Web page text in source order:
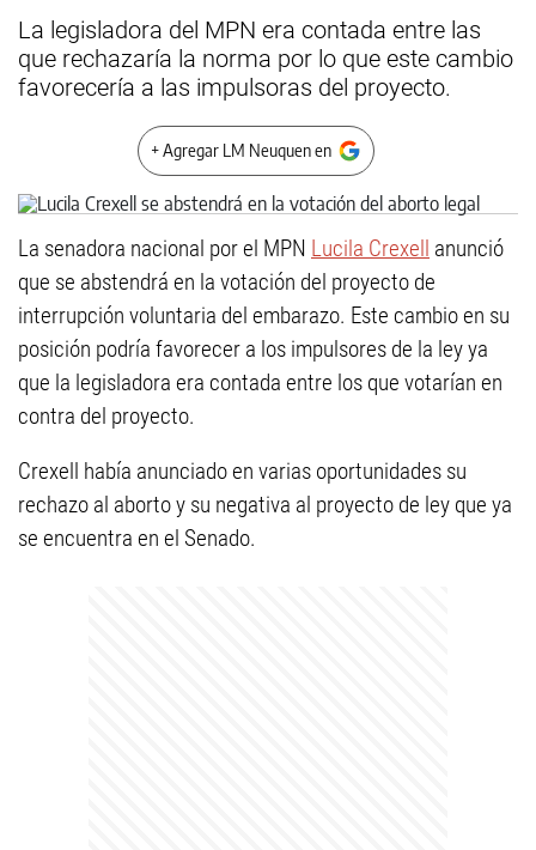
La legisladora del MPN era contada entre las
que rechazaría la norma por lo que este cambio
favorecería a las impulsoras del proyecto.
+ Agregar LM Neuquen en
La senadora nacional por el MPN Lucila Crexell anunció
que se abstendrá en la votación del proyecto de
interrupción voluntaria del embarazo. Este cambio en su
posición podría favorecer a los impulsores de la ley ya
que la legisladora era contada entre los que votarían en
contra del proyecto.
Crexell había anunciado en varias oportunidades su
rechazo al aborto y su negativa al proyecto de ley que ya
se encuentra en el Senado.